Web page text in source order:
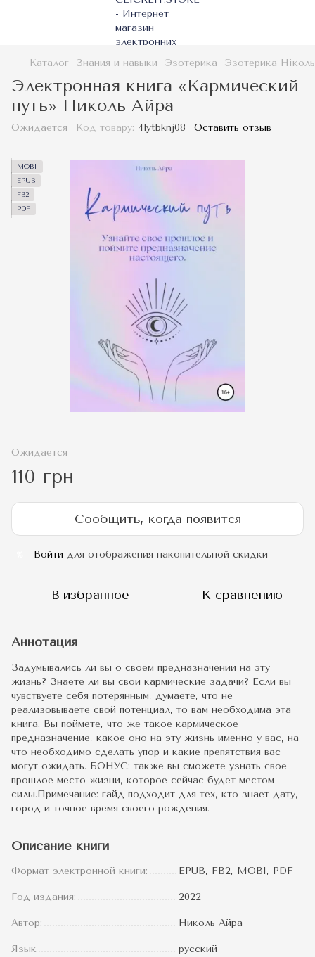
Каталог Знания и навыки Эзотерика Эзотерика
Электронная книга «Кармический
путь» Николь Айра
Ожидается Код товару: 4lytbknj08 Оставить отзыв
MOBI
EPUB
FB2
PDF
Ожидается
110 грн
Сообщить, когда появится
Войти для отображения накопительной скидки
В избранное К сравнению
Аннотация
Задумывались ли вы о своем предназначении на эту
жизнь? Знаете ли вы свои кармические задачи? Если вы
чувствуете себя потерянным, думаете, что не
реализовываете свой потенциал, то вам необходима эта
книга. Вы поймете, что же такое кармическое
предназначение, какое оно на эту жизнь именно у вас, на
что необходимо сделать упор и какие препятствия вас
могут ожидать. БОНУС: также вы сможете узнать свое
прошлое место жизни, которое сейчас будет местом
силы.Примечание: гайд подходит для тех, кто знает дату,
город и точное время своего рождения.
Описание книги
Формат электронной книги: EPUB, FB2, MOBI, PDF
Год издания: 2022
Автор: Николь Айра
Язык русский